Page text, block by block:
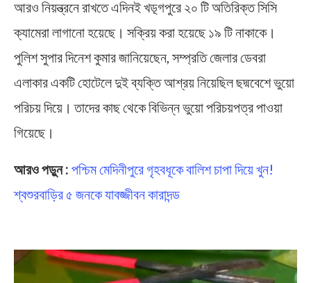
আরও নিয়ন্ত্রনে রাখতে এদিনই খড়্গপুরে ২০ টি অতিরিক্ত সিসি
ক্যামেরা লাগানো হয়েছে। সক্রিয় করা হয়েছে ১৯ টি নাকাকে।
পুলিশ সুপার দিনেশ কুমার জানিয়েছেন, সম্প্রতি জেলার ডেবরা
এলাকার একটি হোটেলে দুই ব্যক্তি আশ্রয় নিয়েছিল ছদ্মবেশে ভুয়ো
পরিচয় দিয়ে। তাদের কাছ থেকে বিভিন্ন ভুয়ো পরিচয়পত্র পাওয়া
গিয়েছে।
আরও পড়ুন : পশ্চিম মেদিনীপুরে গৃহবধূকে বালিশ চাপা দিয়ে খুন!
শ্বশুরবাড়ির ৫ জনকে যাবজ্জীবন কারাদন্ড